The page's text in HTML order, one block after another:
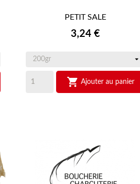
APERÇU RAPIDE
PETIT SALE
Prix
3,24 €
 Ajouter au panier